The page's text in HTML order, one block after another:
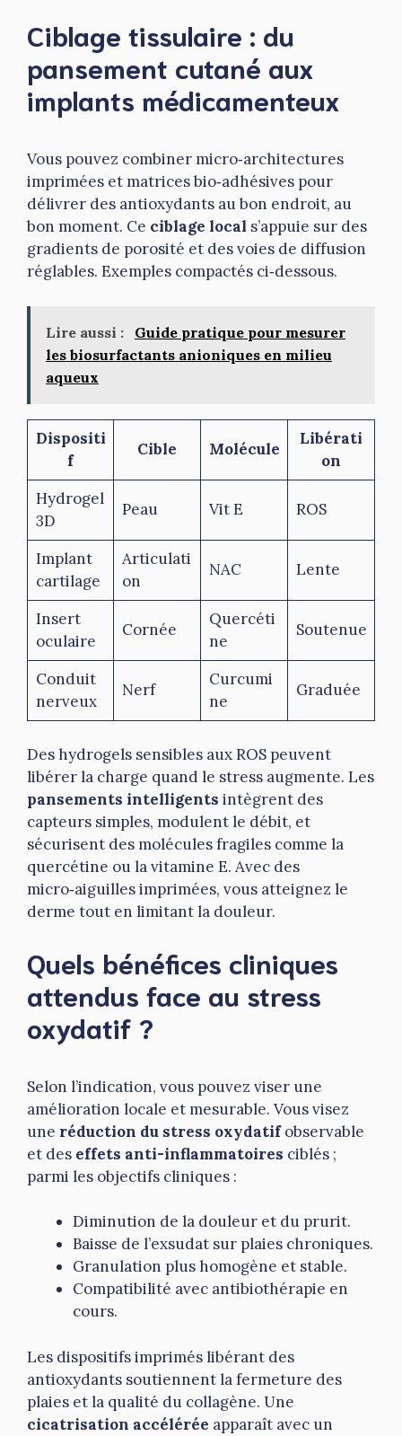
Ciblage tissulaire : du
pansement cutané aux
implants médicamenteux
Vous pouvez combiner micro‑architectures
imprimées et matrices bio‑adhésives pour
délivrer des antioxydants au bon endroit, au
bon moment. Ce ciblage local s’appuie sur des
gradients de porosité et des voies de diffusion
réglables. Exemples compactés ci‑dessous.
Lire aussi :
Guide pratique pour mesurer
les biosurfactants anioniques en milieu
aqueux
Dispositi
f
Cible Molécule
Libérati
on
Hydrogel
3D
Peau Vit E ROS
Implant
cartilage
Articulati
on
NAC Lente
Insert
oculaire
Cornée
Quercéti
ne
Soutenue
Conduit
nerveux
Nerf
Curcumi
ne
Graduée
Des hydrogels sensibles aux ROS peuvent
libérer la charge quand le stress augmente. Les
pansements intelligents intègrent des
capteurs simples, modulent le débit, et
sécurisent des molécules fragiles comme la
quercétine ou la vitamine E. Avec des
micro‑aiguilles imprimées, vous atteignez le
derme tout en limitant la douleur.
Quels bénéfices cliniques
attendus face au stress
oxydatif ?
Selon l’indication, vous pouvez viser une
amélioration locale et mesurable. Vous visez
une réduction du stress oxydatifobservable
et des effets anti-inflammatoires ciblés ;
parmi les objectifs cliniques :
Diminution de la douleur et du prurit.
Baisse de l’exsudat sur plaies chroniques.
Granulation plus homogène et stable.
Compatibilité avec antibiothérapie en
cours.
Les dispositifs imprimés libérant des
antioxydants soutiennent la fermeture des
plaies et la qualité du collagène. Une
cicatrisation accélérée apparaît avec un